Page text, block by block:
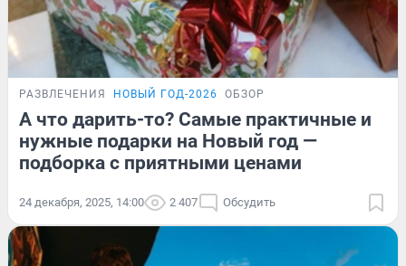
РАЗВЛЕЧЕНИЯ НОВЫЙ ГОД-2026 ОБЗОР
А что дарить-то? Самые практичные и
нужные подарки на Новый год —
подборка с приятными ценами
24 декабря, 2025, 14:00 2 407 Обсудить